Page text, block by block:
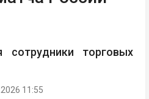
торговых
11:55